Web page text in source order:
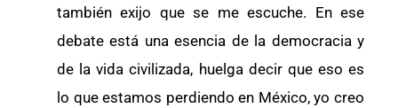
también exijo que se me escuche. En ese
debate está una esencia de la democracia y
de la vida civilizada, huelga decir que eso es
lo que estamos perdiendo en México, yo creo